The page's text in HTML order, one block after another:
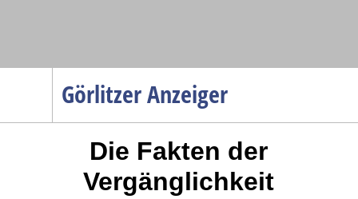
Görlitzer Anzeiger
Gesellschaft
Die Fakten der
Vergänglichkeit